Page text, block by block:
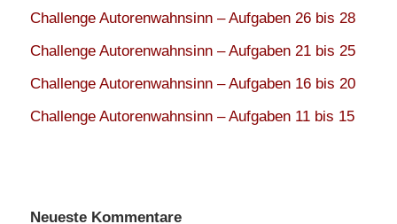
Challenge Autorenwahnsinn – Aufgaben 26 bis 28
Challenge Autorenwahnsinn – Aufgaben 21 bis 25
Challenge Autorenwahnsinn – Aufgaben 16 bis 20
Challenge Autorenwahnsinn – Aufgaben 11 bis 15
Neueste Kommentare